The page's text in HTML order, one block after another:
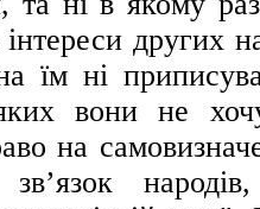
других
їм ні
вони не
на
зв’язок